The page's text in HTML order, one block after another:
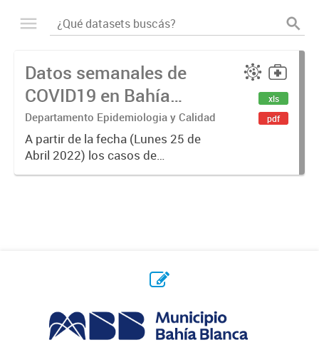
Datos semanales de
COVID19 en Bahía
Blanca
Departamento Epidemiologia y Calidad
A partir de la fecha (Lunes 25 de
Abril 2022) los casos de
Coronavirus se informarán
xls
pdf